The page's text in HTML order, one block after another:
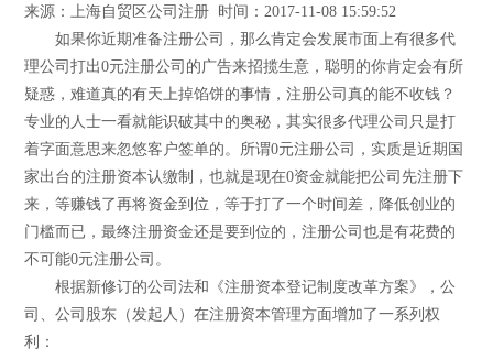
来源：上海自贸区公司注册 时间：2017-11-08 15:59:52
如果你近期准备注册公司，那么肯定会发展市面上有很多代
理公司打出0元注册公司的广告来招揽生意，聪明的你肯定会有所
疑惑，难道真的有天上掉馅饼的事情，注册公司真的能不收钱？
专业的人士一看就能识破其中的奥秘，其实很多代理公司只是打
着字面意思来忽悠客户签单的。所谓0元注册公司，实质是近期国
家出台的注册资本认缴制，也就是现在0资金就能把公司先注册下
来，等赚钱了再将资金到位，等于打了一个时间差，降低创业的
门槛而已，最终注册资金还是要到位的，注册公司也是有花费的
不可能0元注册公司。
根据新修订的公司法和《注册资本登记制度改革方案》，公
司、公司股东（发起人）在注册资本管理方面增加了一系列权
利：